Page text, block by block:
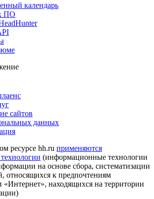
календарь
ПО
сайтов
данных
ресурсе hh.ru применяются
(информационные технологии
на основе сбора, систематизации
относящихся к предпочтениям
«Интернет», находящихся на территории